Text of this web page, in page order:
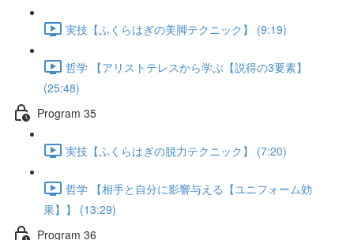
実技【ふくらはぎの美脚テクニック】 (9:19)
哲学 【アリストテレスから学ぶ【説得の3要素】
(25:48)
Program 35
実技【ふくらはぎの脱力テクニック】 (7:20)
哲学 【相手と自分に影響与える【ユニフォーム効
果】】 (13:29)
Program 36